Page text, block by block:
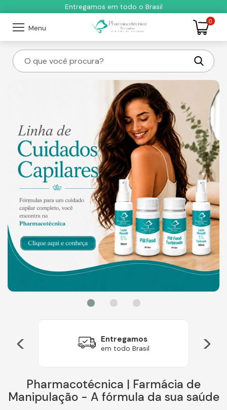
Entregamos em todo o Brasil
Menu
0
Entregamos
em todo Brasil
< >
Pharmacotécnica | Farmácia de
Manipulação - A fórmula da sua saúde